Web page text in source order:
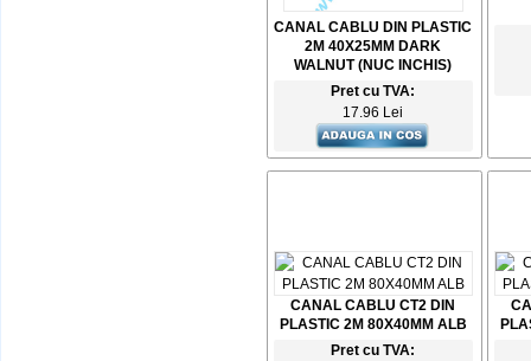
CANAL CABLU DIN PLASTIC
2M 40X25MM DARK
WALNUT (NUC INCHIS)
Pret cu TVA:
17.96 Lei
CANAL CABLU CT2 DIN
PLASTIC 2M 80X40MM ALB
Pret cu TVA: